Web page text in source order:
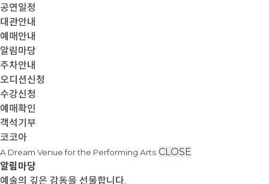
공연일정
대관안내
예매안내
알림마당
주차안내
오디션신청
수강신청
예매확인
객석기부
코코아
A Dream Venue for the Performing Arts CLOSE
알림마당
예술의 깊은 감동을 선물합니다.